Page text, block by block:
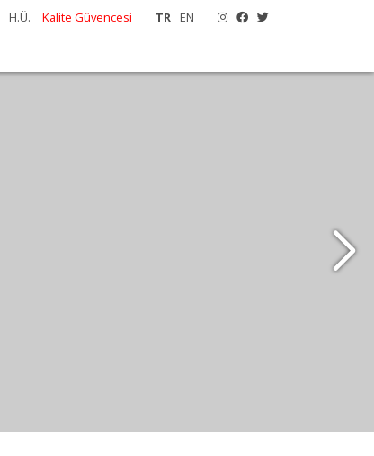
TR EN
H.Ü. Kalite Güvencesi